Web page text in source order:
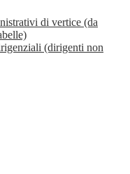
di vertice (da
(dirigenti non